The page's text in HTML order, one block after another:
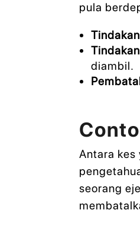
pula
diambil.
Antara kes
seorang